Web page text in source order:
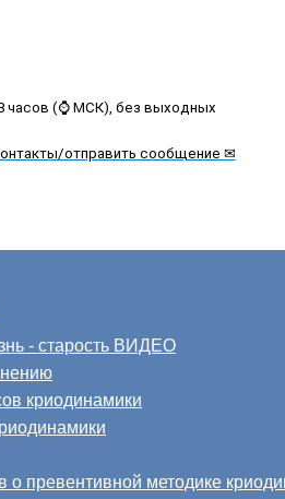
часов (⌚ МСК), без выходных
отправить сообщение ✉
- старость ВИДЕО
криодинамики
о превентивной методике